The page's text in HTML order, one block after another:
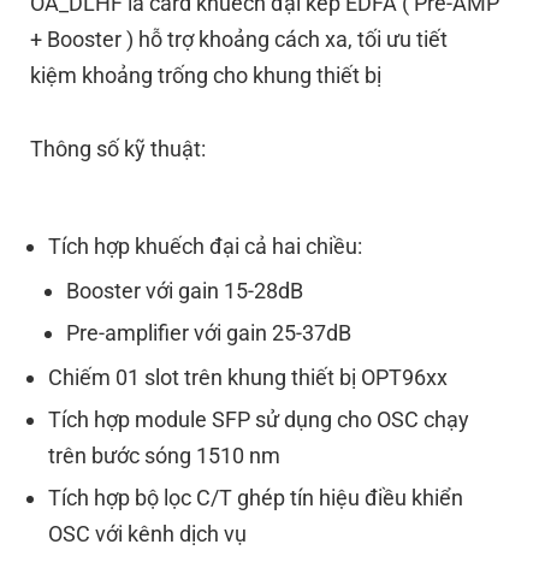
+ Booster ) hỗ trợ khoảng cách xa, tối ưu tiết
kiệm khoảng trống cho khung thiết bị
Thông số kỹ thuật:
Tích hợp khuếch đại cả hai chiều:
Booster với gain 15-28dB
Pre-amplifier với gain 25-37dB
Chiếm 01 slot trên khung thiết bị OPT96xx
Tích hợp module SFP sử dụng cho OSC chạy
trên bước sóng 1510 nm
Tích hợp bộ lọc C/T ghép tín hiệu điều khiển
OSC với kênh dịch vụ